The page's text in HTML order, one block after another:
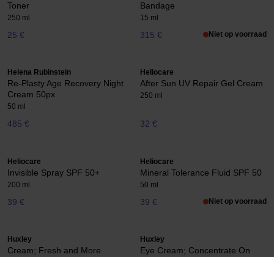
Toner
250 ml
25 €
Bandage
15 ml
315 € Niet op voorraad
Helena Rubinstein
Re-Plasty Age Recovery Night
Cream 50px
50 ml
485 €
Heliocare
After Sun UV Repair Gel Cream
250 ml
32 €
Heliocare
Invisible Spray SPF 50+
200 ml
39 €
Heliocare
Mineral Tolerance Fluid SPF 50
50 ml
39 € Niet op voorraad
Huxley
Cream; Fresh and More
Huxley
Eye Cream; Concentrate On